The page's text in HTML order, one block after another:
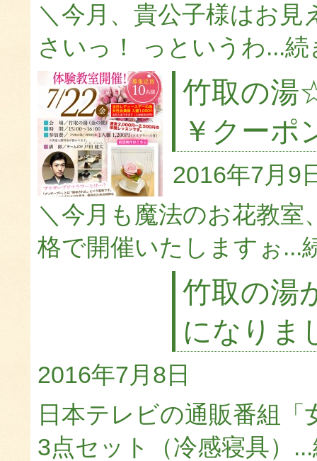
＼今月、貴公子様はお
さいっ！ っというわ...続
竹取の湯
￥クーポ
2016年7月9
＼今月も魔法のお花教
格で開催いたしますぉ...
竹取の湯
になりま
2016年7月8日
日本テレビの通販番組
3点セット（冷感寝具）...